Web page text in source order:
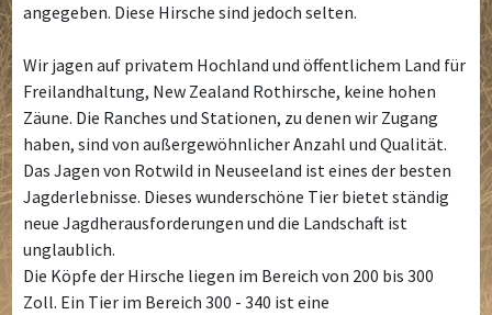
angegeben. Diese Hirsche sind jedoch selten.
Wir jagen auf privatem Hochland und öffentlichem Land für
Freilandhaltung, New Zealand Rothirsche, keine hohen
Zäune. Die Ranches und Stationen, zu denen wir Zugang
haben, sind von außergewöhnlicher Anzahl und Qualität.
Das Jagen von Rotwild in Neuseeland ist eines der besten
Jagderlebnisse. Dieses wunderschöne Tier bietet ständig
neue Jagdherausforderungen und die Landschaft ist
unglaublich.
Die Köpfe der Hirsche liegen im Bereich von 200 bis 300
Zoll. Ein Tier im Bereich 300 - 340 ist eine